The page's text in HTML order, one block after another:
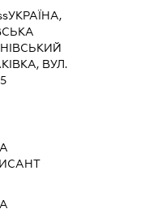
УКРАЇНА,
ВУЛ.